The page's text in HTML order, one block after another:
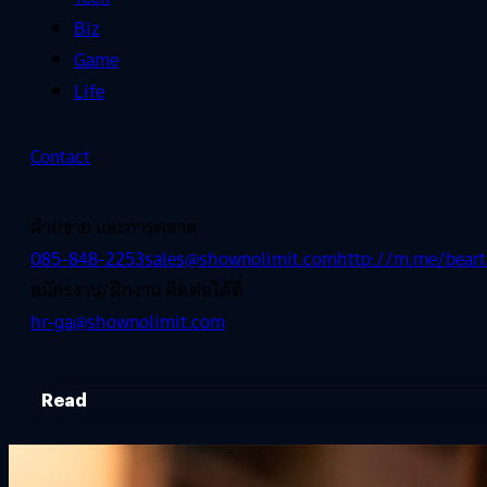
Biz
Game
Life
Contact
ฝ่ายขาย และการตลาด
085-848-2253sales@shownolimit.comhttp://m.me/
สมัครงาน/ฝึกงาน ติดต่อได้ที่
hr-ga@shownolimit.com
Read